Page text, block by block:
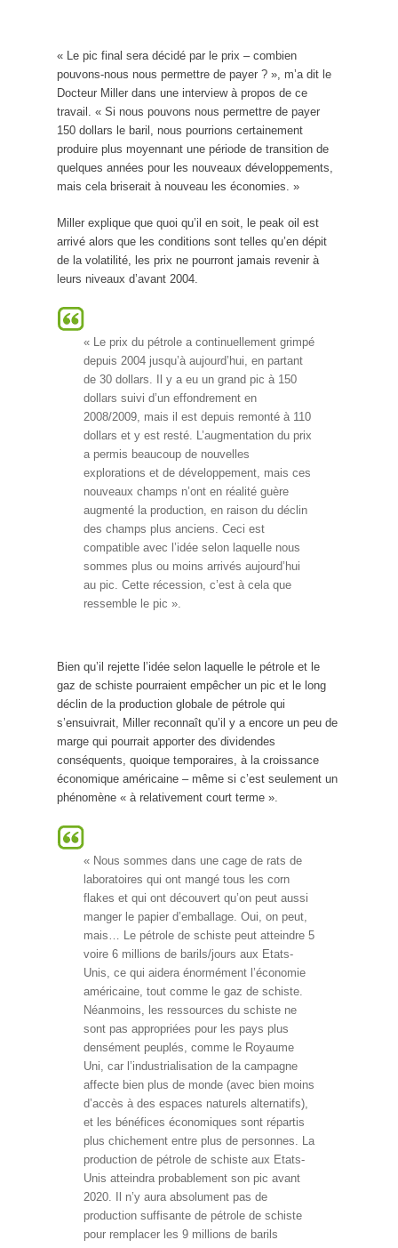
« Le pic final sera décidé par le prix – combien
pouvons-nous nous permettre de payer ? », m’a dit le
Docteur Miller dans une interview à propos de ce
travail. « Si nous pouvons nous permettre de payer
150 dollars le baril, nous pourrions certainement
produire plus moyennant une période de transition de
quelques années pour les nouveaux développements,
mais cela briserait à nouveau les économies. »
Miller explique que quoi qu’il en soit, le peak oil est
arrivé alors que les conditions sont telles qu’en dépit
de la volatilité, les prix ne pourront jamais revenir à
leurs niveaux d’avant 2004.
« Le prix du pétrole a continuellement grimpé
depuis 2004 jusqu’à aujourd’hui, en partant
de 30 dollars. Il y a eu un grand pic à 150
dollars suivi d’un effondrement en
2008/2009, mais il est depuis remonté à 110
dollars et y est resté. L’augmentation du prix
a permis beaucoup de nouvelles
explorations et de développement, mais ces
nouveaux champs n’ont en réalité guère
augmenté la production, en raison du déclin
des champs plus anciens. Ceci est
compatible avec l’idée selon laquelle nous
sommes plus ou moins arrivés aujourd’hui
au pic. Cette récession, c’est à cela que
ressemble le pic ».
Bien qu’il rejette l’idée selon laquelle le pétrole et le
gaz de schiste pourraient empêcher un pic et le long
déclin de la production globale de pétrole qui
s’ensuivrait, Miller reconnaît qu’il y a encore un peu de
marge qui pourrait apporter des dividendes
conséquents, quoique temporaires, à la croissance
économique américaine – même si c’est seulement un
phénomène « à relativement court terme ».
« Nous sommes dans une cage de rats de
laboratoires qui ont mangé tous les corn
flakes et qui ont découvert qu’on peut aussi
manger le papier d’emballage. Oui, on peut,
mais… Le pétrole de schiste peut atteindre 5
voire 6 millions de barils/jours aux Etats-
Unis, ce qui aidera énormément l’économie
américaine, tout comme le gaz de schiste.
Néanmoins, les ressources du schiste ne
sont pas appropriées pour les pays plus
densément peuplés, comme le Royaume
Uni, car l’industrialisation de la campagne
affecte bien plus de monde (avec bien moins
d’accès à des espaces naturels alternatifs),
et les bénéfices économiques sont répartis
plus chichement entre plus de personnes. La
production de pétrole de schiste aux Etats-
Unis atteindra probablement son pic avant
2020. Il n’y aura absolument pas de
production suffisante de pétrole de schiste
pour remplacer les 9 millions de barils